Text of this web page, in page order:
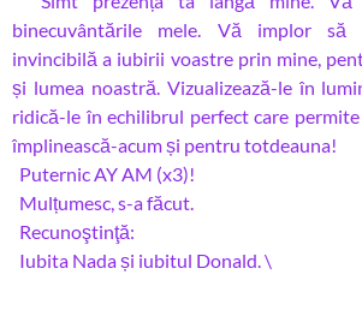
binecuvântările mele. Vă implor să
invincibilă a iubirii voastre prin mine,
și lumea noastră. Vizualizează-le în
ridică-le în echilibrul perfect care
împlinească-acum și pentru totdeauna!
Puternic AY AM (x3)!
Mulțumesc, s-a făcut.
Recunoştinţă:
Iubita Nada și iubitul Donald. \